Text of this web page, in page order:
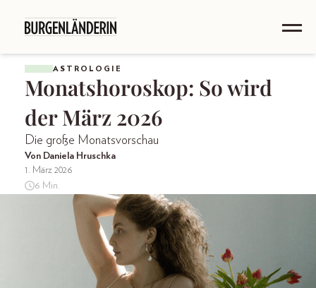
ASTROLOGIE
Monatshoroskop: So wird
der März 2026
Die große Monatsvorschau
Von Daniela Hruschka
1. März 2026
6 Min.